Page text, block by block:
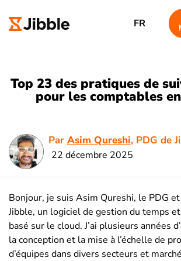
FR
Top 23 des pratiques de
pour les comptables
Par Asim Qureshi, PDG de
22 décembre 2025
Bonjour, je suis Asim Qureshi, le PDG
Jibble, un logiciel de gestion du temps
basé sur le cloud. J’ai plusieurs années
la conception et la mise à l’échelle de
d’équipes dans divers secteurs et